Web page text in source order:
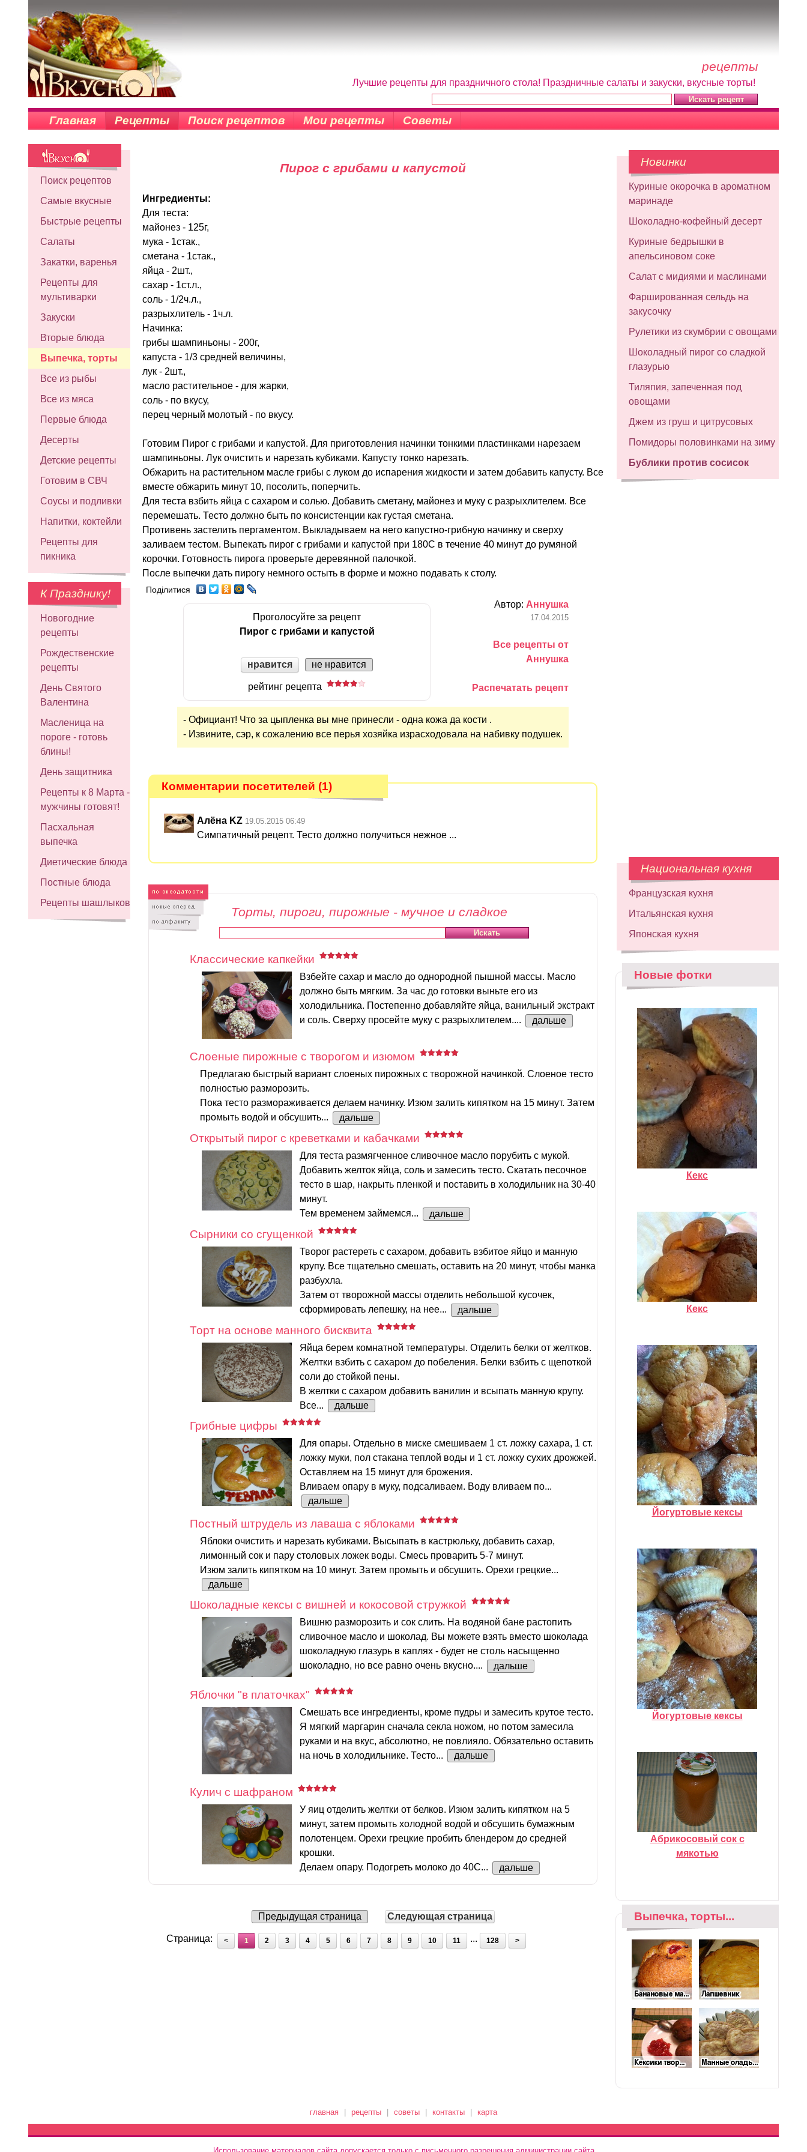
рецепты
Лучшие рецепты для праздничного стола! Праздничные салаты и закуски, вкусные торты!
Главная Рецепты Поиск рецептов Мои рецепты Советы
Поиск рецептов
Самые вкусные
Быстрые рецепты
Салаты
Закатки, варенья
Рецепты для
мультиварки
Закуски
Вторые блюда
Выпечка, торты
Все из рыбы
Все из мяса
Первые блюда
Десерты
Детские рецепты
Готовим в СВЧ
Соусы и подливки
Напитки, коктейли
Рецепты для
пикника
К Празднику!
Новогодние
рецепты
Рождественские
рецепты
День Святого
Валентина
Масленица на
пороге - готовь
блины!
День защитника
Рецепты к 8 Марта -
мужчины готовят!
Пасхальная
выпечка
Диетические блюда
Постные блюда
Рецепты шашлыков
Пирог с грибами и капустой
Ингредиенты:
Для теста:
майонез - 125г,
мука - 1стак.,
сметана - 1стак.,
яйца - 2шт.,
сахар - 1ст.л.,
соль - 1/2ч.л.,
разрыхлитель - 1ч.л.
Начинка:
грибы шампиньоны - 200г,
капуста - 1/3 средней величины,
лук - 2шт.,
масло растительное - для жарки,
соль - по вкусу,
перец черный молотый - по вкусу.
Готовим Пирог с грибами и капустой. Для приготовления начинки тонкими пластинками нарезаем
шампиньоны. Лук очистить и нарезать кубиками. Капусту тонко нарезать.
Обжарить на растительном масле грибы с луком до испарения жидкости и затем добавить капусту. Все
вместе обжарить минут 10, посолить, поперчить.
Для теста взбить яйца с сахаром и солью. Добавить сметану, майонез и муку с разрыхлителем. Все
перемешать. Тесто должно быть по консистенции как густая сметана.
Противень застелить пергаментом. Выкладываем на него капустно-грибную начинку и сверху
заливаем тестом. Выпекать пирог с грибами и капустой при 180С в течение 40 минут до румяной
корочки. Готовность пирога проверьте деревянной палочкой.
После выпечки дать пирогу немного остыть в форме и можно подавать к столу.
Поділитися
Проголосуйте за рецепт
Пирог с грибами и капустой
нравится не нравится
рейтинг рецепта
Автор: Аннушка
17.04.2015
Все рецепты от
Аннушка
Распечатать рецепт
- Официант! Что за цыпленка вы мне принесли - одна кожа да кости .
- Извините, сэр, к сожалению все перья хозяйка израсходовала на набивку подушек.
Комментарии посетителей (1)
Алёна KZ 19.05.2015 06:49
Симпатичный рецепт. Тесто должно получиться нежное ...
Торты, пироги, пирожные - мучное и сладкое
Классические капкейки
Взбейте сахар и масло до однородной пышной массы. Масло
должно быть мягким. За час до готовки выньте его из
холодильника. Постепенно добавляйте яйца, ванильный экстракт
и соль. Сверху просейте муку с разрыхлителем....
дальше
Слоеные пирожные с творогом и изюмом
Предлагаю быстрый вариант слоеных пирожных с творожной начинкой. Слоеное тесто
полностью разморозить.
Пока тесто размораживается делаем начинку. Изюм залить кипятком на 15 минут. Затем
промыть водой и обсушить...
дальше
Открытый пирог с креветками и кабачками
Для теста размягченное сливочное масло порубить с мукой.
Добавить желток яйца, соль и замесить тесто. Скатать песочное
тесто в шар, накрыть пленкой и поставить в холодильник на 30-40
минут.
Тем временем займемся...
дальше
Сырники со сгущенкой
Творог растереть с сахаром, добавить взбитое яйцо и манную
крупу. Все тщательно смешать, оставить на 20 минут, чтобы манка
разбухла.
Затем от творожной массы отделить небольшой кусочек,
сформировать лепешку, на нее...
дальше
Торт на основе манного бисквита
Яйца берем комнатной температуры. Отделить белки от желтков.
Желтки взбить с сахаром до побеления. Белки взбить с щепоткой
соли до стойкой пены.
В желтки с сахаром добавить ванилин и всыпать манную крупу.
Все...
дальше
Грибные цифры
Для опары. Отдельно в миске смешиваем 1 ст. ложку сахара, 1 ст.
ложку муки, пол стакана теплой воды и 1 ст. ложку сухих дрожжей.
Оставляем на 15 минут для брожения.
Вливаем опару в муку, подсаливаем. Воду вливаем по...
дальше
Постный штрудель из лаваша с яблоками
Яблоки очистить и нарезать кубиками. Высыпать в кастрюльку, добавить сахар,
лимонный сок и пару столовых ложек воды. Смесь проварить 5-7 минут.
Изюм залить кипятком на 10 минут. Затем промыть и обсушить. Орехи грецкие...
дальше
Шоколадные кексы с вишней и кокосовой стружкой
Вишню разморозить и сок слить. На водяной бане растопить
сливочное масло и шоколад. Вы можете взять вместо шоколада
шоколадную глазурь в каплях - будет не столь насыщенно
шоколадно, но все равно очень вкусно....
дальше
Яблочки "в платочках"
Смешать все ингредиенты, кроме пудры и замесить крутое тесто.
Я мягкий маргарин сначала секла ножом, но потом замесила
руками и на вкус, абсолютно, не повлияло. Обязательно оставить
на ночь в холодильнике. Тесто...
дальше
Кулич с шафраном
У яиц отделить желтки от белков. Изюм залить кипятком на 5
минут, затем промыть холодной водой и обсушить бумажным
полотенцем. Орехи грецкие пробить блендером до средней
крошки.
Делаем опару. Подогреть молоко до 40С...
дальше
Предыдущая страница Следующая страница
Страница: < 1 2 3 4 5 6 7 8 9 10 11 128 >
Новинки
Куриные окорочка в ароматном
маринаде
Шоколадно-кофейный десерт
Куриные бедрышки в
апельсиновом соке
Салат с мидиями и маслинами
Фаршированная сельдь на
закусочку
Рулетики из скумбрии с овощами
Шоколадный пирог со сладкой
глазурью
Тиляпия, запеченная под
овощами
Джем из груш и цитрусовых
Помидоры половинками на зиму
Бублики против сосисок
Национальная кухня
Французская кухня
Итальянская кухня
Японская кухня
Новые фотки
Кекс
Кекс
Йогуртовые кексы
Йогуртовые кексы
Абрикосовый сок с
мякотью
Выпечка, торты...
главная рецепты советы контакты карта